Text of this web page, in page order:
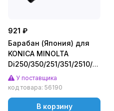
921 ₽
Барабан (Япония) для
KONICA MINOLTA
Di250/350/251/351/2510/3510
(CET), 50000 стр.,
CET1822N
У поставщика
код товара: 56190
В корзину